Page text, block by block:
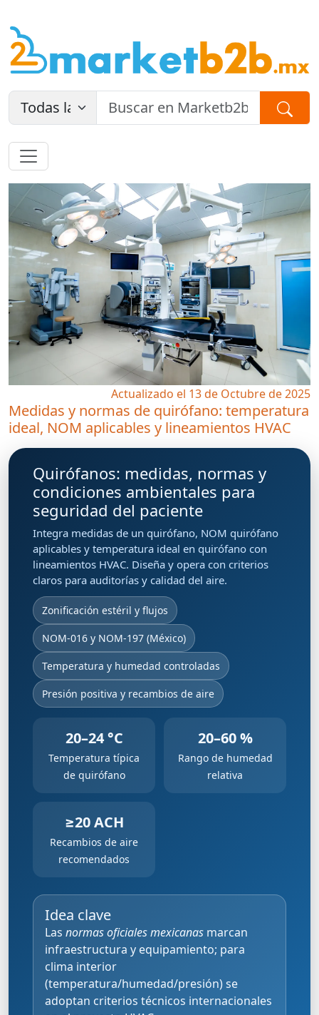
Actualizado el 13 de Octubre de 2025
Medidas y normas de quirófano: temperatura
ideal, NOM aplicables y lineamientos HVAC
Quirófanos: medidas, normas y
condiciones ambientales para
seguridad del paciente
Integra medidas de un quirófano, NOM quirófano
aplicables y temperatura ideal en quirófano con
lineamientos HVAC. Diseña y opera con criterios
claros para auditorías y calidad del aire.
Zonificación estéril y flujos
NOM-016 y NOM-197 (México)
Temperatura y humedad controladas
Presión positiva y recambios de aire
20–24 °C
Temperatura típica
de quirófano
20–60 %
Rango de humedad
relativa
≥20 ACH
Recambios de aire
recomendados
Idea clave
Las normas oficiales mexicanas marcan
infraestructura y equipamiento; para
clima interior
(temperatura/humedad/presión) se
adoptan criterios técnicos internacionales